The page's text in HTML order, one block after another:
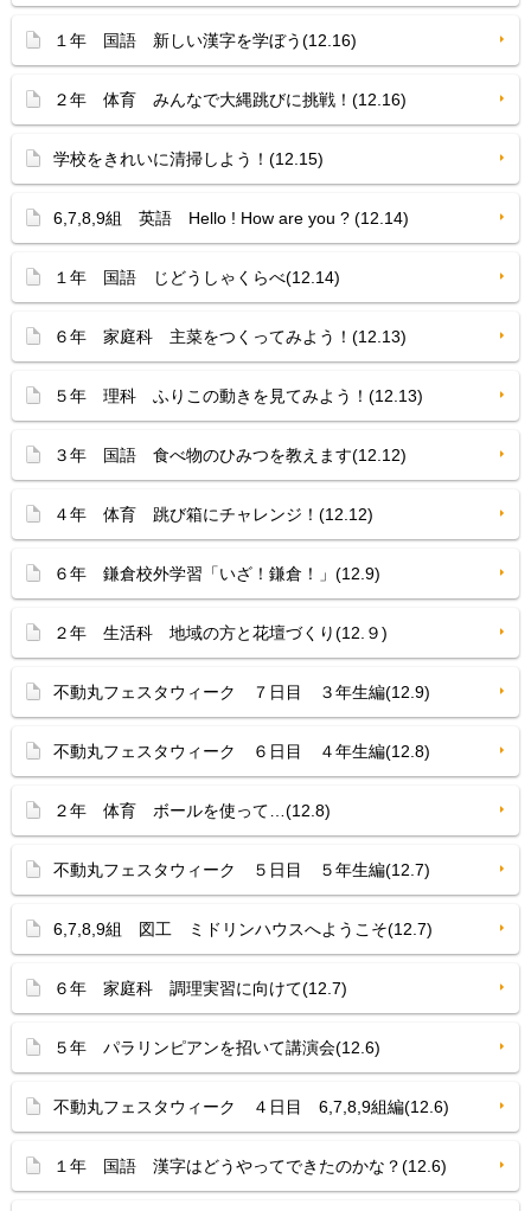
１年 国語 新しい漢字を学ぼう(12.16)
２年 体育 みんなで大縄跳びに挑戦！(12.16)
学校をきれいに清掃しよう！(12.15)
6,7,8,9組 英語 Hello ! How are you ? (12.14)
１年 国語 じどうしゃくらべ(12.14)
６年 家庭科 主菜をつくってみよう！(12.13)
５年 理科 ふりこの動きを見てみよう！(12.13)
３年 国語 食べ物のひみつを教えます(12.12)
４年 体育 跳び箱にチャレンジ！(12.12)
６年 鎌倉校外学習「いざ！鎌倉！」(12.9)
２年 生活科 地域の方と花壇づくり(12.９)
不動丸フェスタウィーク ７日目 ３年生編(12.9)
不動丸フェスタウィーク ６日目 ４年生編(12.8)
２年 体育 ボールを使って…(12.8)
不動丸フェスタウィーク ５日目 ５年生編(12.7)
6,7,8,9組 図工 ミドリンハウスへようこそ(12.7)
６年 家庭科 調理実習に向けて(12.7)
５年 パラリンピアンを招いて講演会(12.6)
不動丸フェスタウィーク ４日目 6,7,8,9組編(12.6)
１年 国語 漢字はどうやってできたのかな？(12.6)